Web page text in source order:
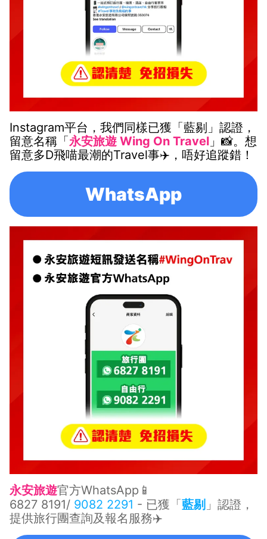
Instagram平台，我們同樣已獲「藍剔」認證，
留意名稱「永安旅遊 Wing On Travel 」📸。想
留意多D飛喵最潮的Travel事✈️，唔好追蹤錯！
WhatsApp
永安旅遊官方WhatsApp📱
6827 8191/ 9082 2291 - 已獲「藍剔 」認證，
提供旅行團查詢及報名服務✈️